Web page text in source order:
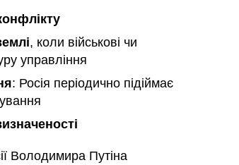
, коли військові чи
управління
: Росія періодично підіймає
Володимира Путіна